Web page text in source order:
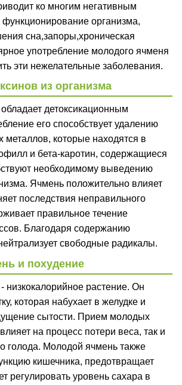
ко многим негативным
функционирование организма,
сна,запоры,хроническая
употребление молодого ячменя
эти нежелательные заболевания.
из организма
детоксикационным
его способствует удалению
металлов, которые находятся в
и бета-каротин, содержащиеся
необходимому выведению
Ячмень положительно влияет
последствия неправильного
правильное течение
Благодаря содержанию
свободные радикалы.
и похудение
низкокалорийное растение. Он
которая набухает в желудке и
сытости. Прием молодых
на процесс потери веса, так и
голода. Молодой ячмень также
кишечника, предотвращает
регулировать уровень сахара в